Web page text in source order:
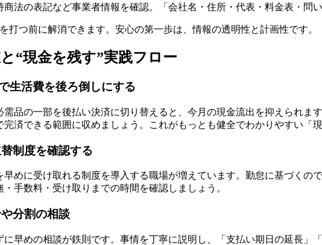
法の表記など事業者情報を確認。「会社名・住所・代表・料金表・問
打つ前に解消できます。安心の第一歩は、情報の透明性と計画性です。
“現金を残す”実践フロー
生活費を後ろ倒しにする
品の一部を後払い決済に切り替えると、今月の現金流出を抑えられま
済できる範囲に収めましょう。これがもっとも健全でわかりやすい「現
制度を確認する
めに受け取れる制度を導入する職場が増えています。勤怠に基づくの
手数料・受け取りまでの時間を確認しましょう。
分割の相談
早めの相談が鉄則です。事情を丁寧に説明し、「支払い期日の延長